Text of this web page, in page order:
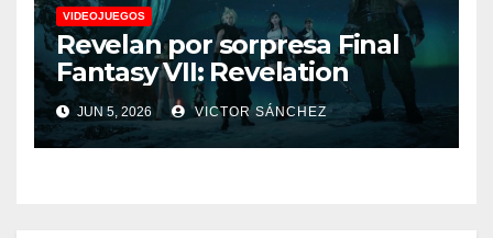
VIDEOJUEGOS
Revelan por sorpresa Final
Fantasy VII: Revelation
JUN 5, 2026 VICTOR SÁNCHEZ